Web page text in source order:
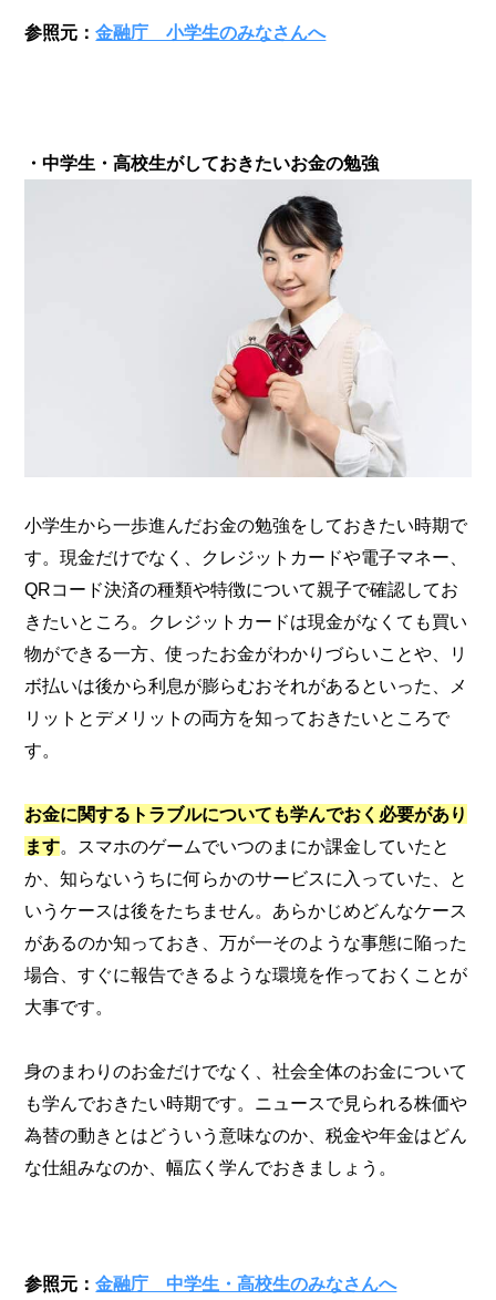
参照元：金融庁 小学生のみなさんへ
・中学生・高校生がしておきたいお金の勉強
小学生から一歩進んだお金の勉強をしておきたい時期で
す。現金だけでなく、クレジットカードや電子マネー、
QRコード決済の種類や特徴について親子で確認してお
きたいところ。クレジットカードは現金がなくても買い
物ができる一方、使ったお金がわかりづらいことや、リ
ボ払いは後から利息が膨らむおそれがあるといった、メ
リットとデメリットの両方を知っておきたいところで
す。
お金に関するトラブルについても学んでおく必要があり
ます 。スマホのゲームでいつのまにか課金していたと
か、知らないうちに何らかのサービスに入っていた、と
いうケースは後をたちません。あらかじめどんなケース
があるのか知っておき、万が一そのような事態に陥った
場合、すぐに報告できるような環境を作っておくことが
大事です。
身のまわりのお金だけでなく、社会全体のお金について
も学んでおきたい時期です。ニュースで見られる株価や
為替の動きとはどういう意味なのか、税金や年金はどん
な仕組みなのか、幅広く学んでおきましょう。
参照元：金融庁 中学生・高校生のみなさんへ